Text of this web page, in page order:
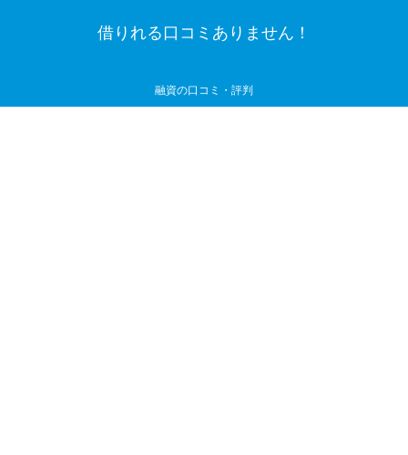
借りれる口コミありません！
融資の口コミ・評判